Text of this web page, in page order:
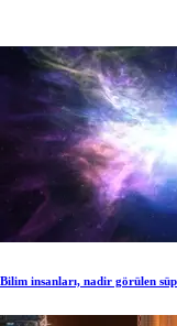
Bilim insanları, nadir görülen